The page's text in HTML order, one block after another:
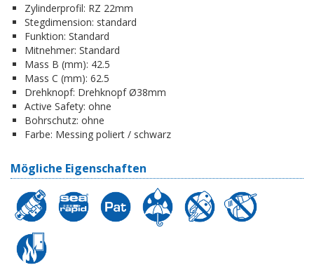
Zylinderprofil: RZ 22mm
Stegdimension: standard
Funktion: Standard
Mitnehmer: Standard
Mass B (mm): 42.5
Mass C (mm): 62.5
Drehknopf: Drehknopf Ø38mm
Active Safety: ohne
Bohrschutz: ohne
Farbe: Messing poliert / schwarz
Mögliche Eigenschaften